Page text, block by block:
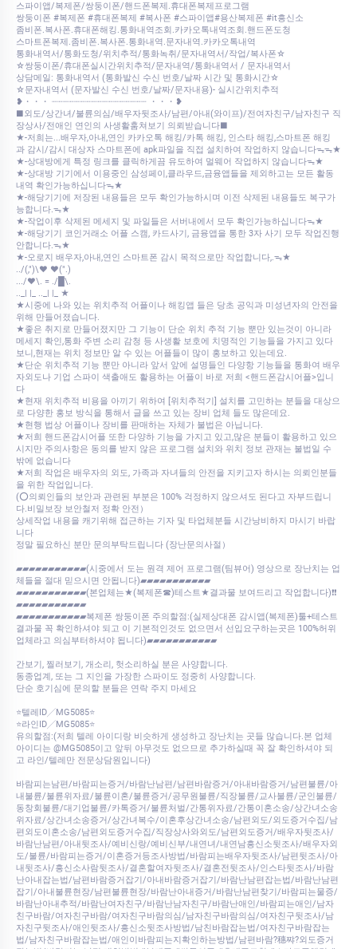
스파이앱/복제폰/쌍둥이폰/핸드폰복제.휴대폰복제프로그램
쌍둥이폰 #복제폰 #휴대폰복제 #복사폰 #스파이앱#용산복제폰 #it흥신소
좀비폰.복사폰.휴대폰해킹.통화내역조회.카카오톡내역조회.핸드폰도청
스마트폰복제.좀비폰.복사폰.통화내역.문자내역.카카오톡내역
통화내역서/통화도청/위치추적/통화녹취/문자내역서/작업/복사폰☆
☆쌍둥이폰/휴대폰실시간위치추적/문자내역/통화내역서 / 문자내역서
상담메일: 통화내역서 (통화발신 수신 번호/날짜 시간 및 통화시간☆
☆문자내역서 (문자발신 수신 번호/날짜/문자내용)- 실시간위치추적
❥・・・ ┈┈┈┈┈┈┈┈┈┈┈┈┈┈┈┈┈ ・・・❥
■외도/상간녀/불륜의심/배우자뒷조사/남편/아내(와이프)/전여자친구/남자친구 직
장상사/전애인 연인의 사생활훔쳐보기 의뢰받습니다■
★-저희는...배우자,아내,연인 카카오톡 해킹/카톡 해킹, 인스타 해킹,스마트폰 해킹
과 감시/감시 대상자 스마트폰에 apk파일을 직접 설치하여 작업하지 않습니다ᯓᯓ★
★-상대방에게 특정 링크를 클릭하게끔 유도하여 멀웨어 작업하지 않습니다ᯓ★
★-상대방 기기에서 이용중인 삼성페이,클라우드,금융앱들을 제외하고는 모든 활동
내역 확인가능하십니다ᯓ★
★-해당기기에 저장된 내용들은 모두 확인가능하시며 이전 삭제된 내용들도 복구가
능합니다.ᯓ★
★-작업이후 삭제된 메세지 및 파일들은 서버내에서 모두 확인가능하십니다ᯓ★
★-해당기기 코인거래소 어플 스캠, 카드사기, 금융앱을 통한 3자 사기 모두 작업진행
안합니다.ᯓ★
★-오로지 배우자,아내,연인 스마트폰 감시 목적으로만 작업합니다,.ᯓ★
../(,")\♥ ♥(".)
.../♥\. = ./█\.
.._| |_ .._| |_ ★
★시중에 나와 있는 위치추적 어플이나 해킹앱 들은 당초 공익과 미성년자의 안전을
위해 만들어졌습니다.
★좋은 취지로 만들어졌지만 그 기능이 단순 위치 추적 기능 뿐만 있는것이 아니라
메세지 확인,통화 주변 소리 감청 등 사생활 보호에 치명적인 기능들을 가지고 있다
보니,현재는 위치 정보만 알 수 있는 어플들이 많이 홍보하고 있는데요.
★단순 위치추적 기능 뿐만 아니라 앞서 앞에 설명들인 다양항 기능들을 통화여 배우
자외도나 기업 스파이 색출애도 활용하는 어플이 바로 저희 <핸드폰감시어플>입니
다
★현재 위치추적 비용을 아끼기 위하여 [위치추적기] 설치를 고민하는 분들을 대상으
로 다양한 홍보 방식을 통해서 글을 쓰고 있는 장비 업체 들도 많은데요.
★현행 법상 어플이나 장비를 판매하는 자체가 불법은 아닙니다.
★저희 핸드폰감시어플 또한 다양하 기능을 가지고 있고,많은 분들이 활용하고 있으
시지만 주의사항은 동의를 받지 않은 프로그램 설치와 위치 정보 관재는 불법일 수
밖에 없습니다
★저희 작업은 배우자의 외도, 가족과 자녀들의 안전을 지키고자 하시는 의뢰인분들
을 위한 작업입니다.
(⭕의뢰인들의 보안과 관련된 부분은 100% 걱정하지 않으셔도 된다고 자부드립니
다.비밀보장 보안철저 정확 안전）
상세작업 내용을 캐기위해 접근하는 기자 및 타업체분들 시간낭비하지 마시기 바랍
니다
정말 필요하신 분만 문의부탁드립니다 (장난문의사절）
▰▰▰▰▰▰▰▰▰▰▰(시중에서 도는 원격 제어 프로그램(팀뷰어) 영상으로 장난치는 업
체들을 절대 믿으시면 안됩니다)▰▰▰▰▰▰▰▰▰▰▰
▰▰▰▰▰▰▰▰▰▰▰(본업체는★(복제폰☎)테스트★결과물 보여드리고 작업합니다)❗❗
▰▰▰▰▰▰▰▰▰▰▰
▰▰▰▰▰▰▰▰▰▰▰복제폰 쌍둥이폰 주의할점:(실제상대폰 감시앱(복제폰)툴+테스트
결과물 꼭 확인하셔야 되고 이 기본적인것도 없으면서 선입요구하는곳은 100%허위
업체라고 의심부터하셔야 됩니다)▰▰▰▰▰▰▰▰▰▰▰
간보기, 찔러보기, 개소리, 헛소리하실 분은 사양합니다.
동종업계, 또는 그 지인을 가장한 스파이도 정중히 사양합니다.
단순 호기심에 문의할 분들은 연락 주지 마세요
⭐텔레ID╱MG5085⭐
⭐라인ID╱MG5085⭐
유의할점:(저희 텔레 아이디랑 비슷하게 생성하고 장난치는 곳들 많습니다.본 업체
아이디는 @MG5085이고 앞뒤 아무것도 없으므로 추가하실때 꼭 잘 확인하셔야 되
고 라인/텔레만 전문상담원입니다)
바람피는남편/바람피는증거/바람난남편/남편바람증거/아내바람증거/남편불륜/아
내불륜/불륜위자료/불륜이혼/불륜증거/공무원불륜/직장불륜/교사불륜/군인불륜/
동창회불륜/대기업불륜/카톡증거/불륜처벌/간통위자료/간통이혼소송/상간녀소송
위자료/상간녀소송증거/상간녀복수/이혼후상간녀소송/남편외도/외도증거수집/남
편외도이혼소송/남편외도증거수집/직장상사와외도/남편외도증거/배우자뒷조사/
바람난남편/아내뒷조사/예비신랑/예비신부/내연녀/내연남흥신소뒷조사/배우자외
도/불륜/바람피는증거/이혼증거등조사방법/바람피는배우자뒷조사/남편뒷조사/아
내뒷조사/흥신소사람뒷조사/결혼할여자뒷조사/결혼전뒷조사/인스타뒷조사/바람
난아내잡는법/남편바람증거잡기/아내바람증거잡기/바람난남편잡는법/바람난남편
잡기/아내불륜현장/남편불륜현장/바람난아내증거/바람난남편찾기/바람피는물증/
바람난아내추적/바람난여자친구/바람난남자친구/바람난애인/바람피는애인/남자
친구바람/여자친구바람/여자친구바람의심/남자친구바람의심/여자친구뒷조사/남
자친구뒷조사/애인뒷조사/흥신소뒷조사방법/남친바람잡는법/여자친구바람잡는
법/남자친구바람잡는법/애인이바람피는지확인하는방법/남편바람?穗쨔?외도증거